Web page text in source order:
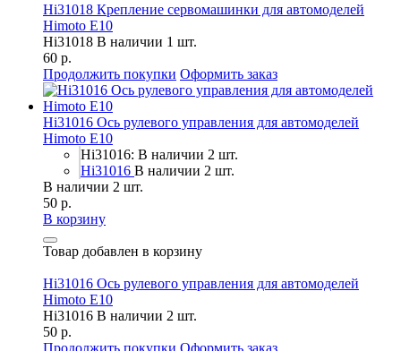
Hi31018 Крепление сервомашинки для автомоделей
Himoto E10
Hi31018 В наличии 1 шт.
60 р.
Продолжить покупки Оформить заказ
Hi31016 Ось рулевого управления для автомоделей
Himoto E10
Hi31016: В наличии 2 шт.
Hi31016 В наличии 2 шт.
В наличии 2 шт.
50 р.
В корзину
Товар добавлен в корзину
Hi31016 Ось рулевого управления для автомоделей
Himoto E10
Hi31016 В наличии 2 шт.
50 р.
Продолжить покупки Оформить заказ